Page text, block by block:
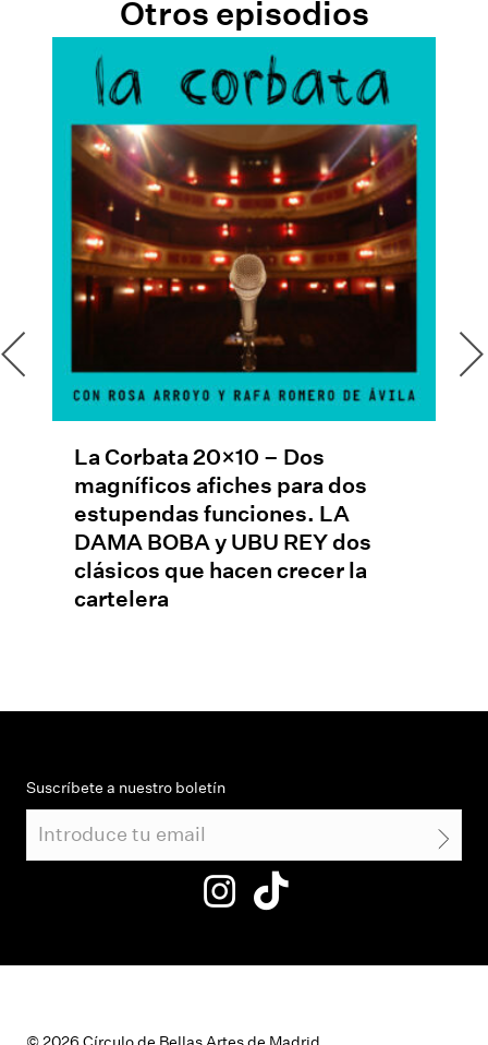
Otros episodios
Corbata 20×10 – Dos
afiches para dos
funciones. LA
BOBA y UBU REY dos
que hacen crecer la